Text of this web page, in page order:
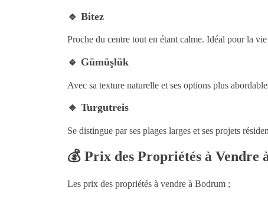
🔹 Bitez
Proche du centre tout en étant calme. Idéal pour la
🔹 Gümüşlük
Avec sa texture naturelle et ses options plus
🔹 Turgutreis
Se distingue par ses plages larges et ses projets
💰 Prix des Propriétés à Vendre
Les prix des propriétés à vendre à Bodrum ;